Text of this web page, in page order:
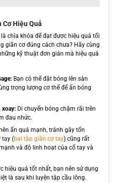
Cơ Hiệu Quả
chìa khóa để đạt được hiệu quả tối
giãn cơ đúng cách chưa? Hãy cùng
kỹ thuật đơn giản mà hiệu quả
Bạn có thể đặt bóng lên sàn
trọng lượng cơ thể để ấn bóng
xoay:Di chuyển bóng chậm rãi trên
đau nhức.
ấn quá mạnh, tránh gây tổn
tay (bai tập giãn cơ tay) cũng rất
và độ linh hoạt của cổ tay và
hiệu quả tốt nhất, bạn nên sử dụng
là sau khi luyện tập cầu lông.